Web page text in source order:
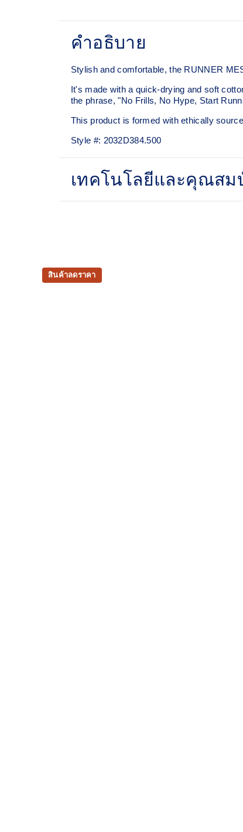
คำอธิบาย
Stylish and comfortable, the RUNNER
It's made with a quick-drying and soft
the phrase, "No Frills, No Hype, Start
This product is formed with ethically
Style #: 2032D384.500
เทคโนโลยีและคุณสม
sustainable manufacturing.
สินค้าลดราคา